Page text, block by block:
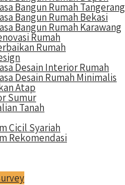
Bangun Rumah Tangerang
Bangun Rumah Bekasi
Bangun Rumah Karawang
Rumah
Rumah
Desain Interior Rumah
Desain Rumah Minimalis
Atap
Sumur
Tanah
Cicil Syariah
Rekomendasi